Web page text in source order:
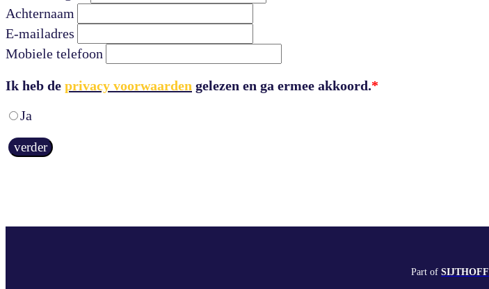
Achternaam
E-mailadres
Mobiele telefoon
Ik heb de privacy voorwaarden gelezen en ga ermee akkoord.*
Ja
verder
Part of SIJTHOFF